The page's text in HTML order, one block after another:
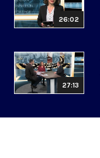
26:02
27:13